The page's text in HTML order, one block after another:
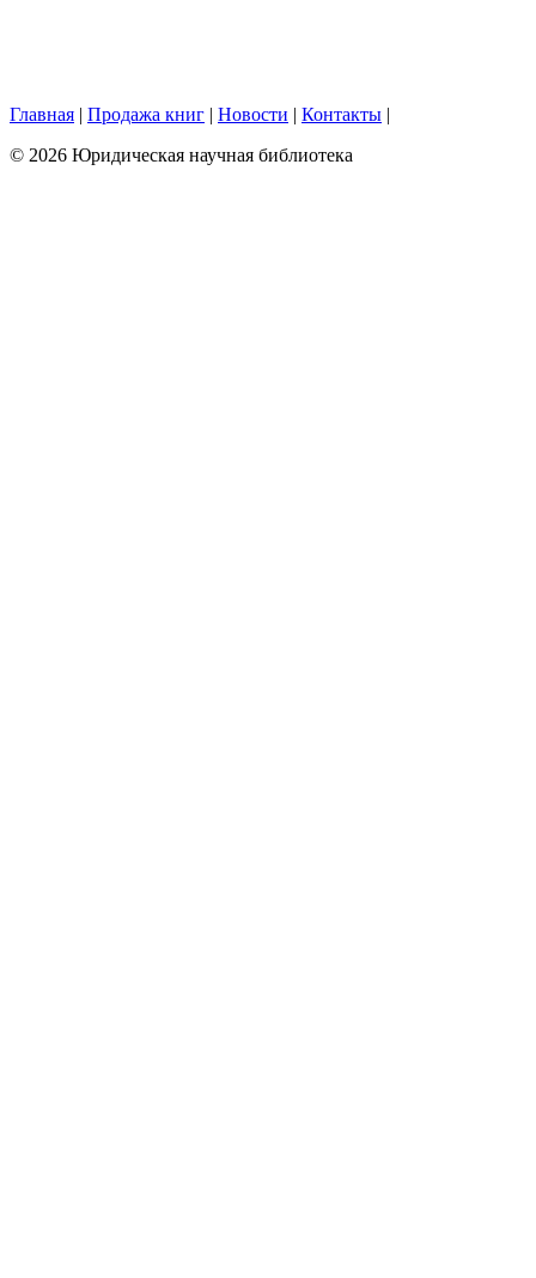
Главная | Продажа книг | Новости | Контакты |
© 2026 Юридическая научная библиотека